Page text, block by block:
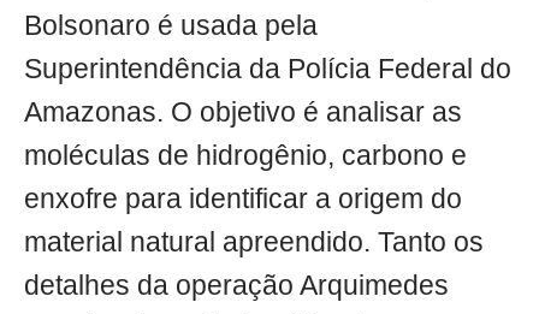
Bolsonaro é usada pela
Superintendência da Polícia Federal do
Amazonas. O objetivo é analisar as
moléculas de hidrogênio, carbono e
enxofre para identificar a origem do
material natural apreendido. Tanto os
detalhes da operação Arquimedes